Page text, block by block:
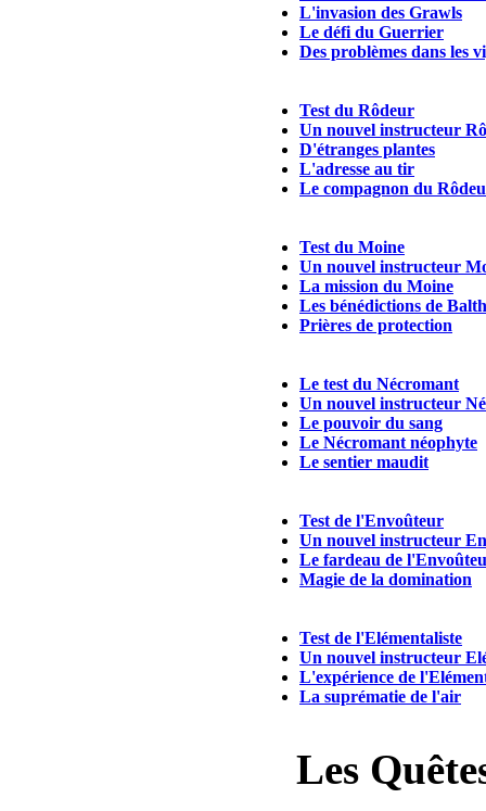
L'invasion des Grawls
Le défi du Guerrier
Des problèmes dans les
Test du Rôdeur
Un nouvel instructeur
D'étranges plantes
L'adresse au tir
Le compagnon du
Test du Moine
Un nouvel instructeur
La mission du Moine
Les bénédictions de
Prières de protection
Le test du Nécromant
Un nouvel instructeur
Le pouvoir du sang
Le Nécromant néophyte
Le sentier maudit
Test de l'Envoûteur
Un nouvel instructeur
Le fardeau de
Magie de la domination
Test de l'Elémentaliste
Un nouvel instructeur
L'expérience de
La suprématie de l'air
Les